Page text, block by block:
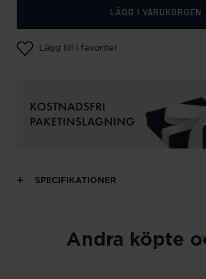
LÄGG I VARUKORGEN
Lägg till i favoriter
SPECIFIKATIONER
Andra köpte